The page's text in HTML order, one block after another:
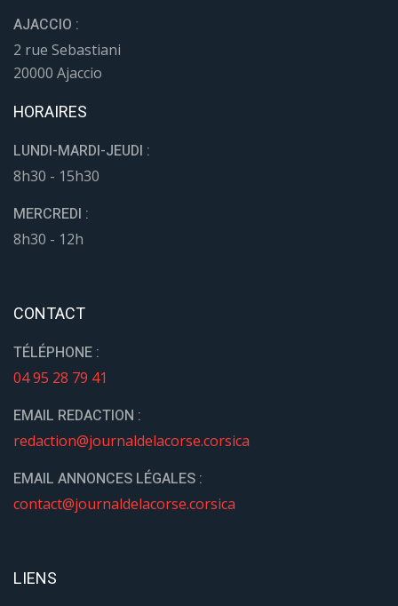
AJACCIO :
2 rue Sebastiani
20000 Ajaccio
HORAIRES
LUNDI-MARDI-JEUDI :
8h30 - 15h30
MERCREDI :
8h30 - 12h
CONTACT
TÉLÉPHONE :
04 95 28 79 41
EMAIL REDACTION :
redaction@journaldelacorse.corsica
EMAIL ANNONCES LÉGALES :
contact@journaldelacorse.corsica
LIENS